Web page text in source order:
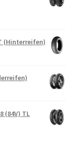
(Hinterreifen)
(84V) TL